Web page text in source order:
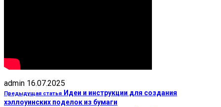
admin 16.07.2025
Предыдущая статья Идеи и инструкции для создания
хэллоуинских поделок из бумаги